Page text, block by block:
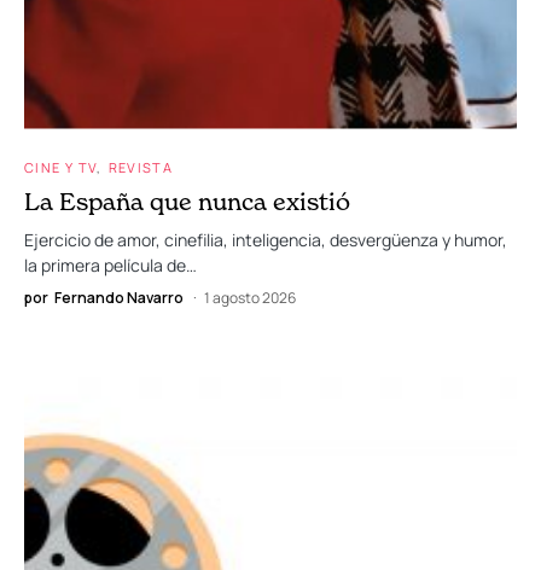
CINE Y TV REVISTA
La España que nunca existió
Ejercicio de amor, cinefilia, inteligencia, desvergüenza y humor,
la primera película de…
por Fernando Navarro 1 agosto 2026